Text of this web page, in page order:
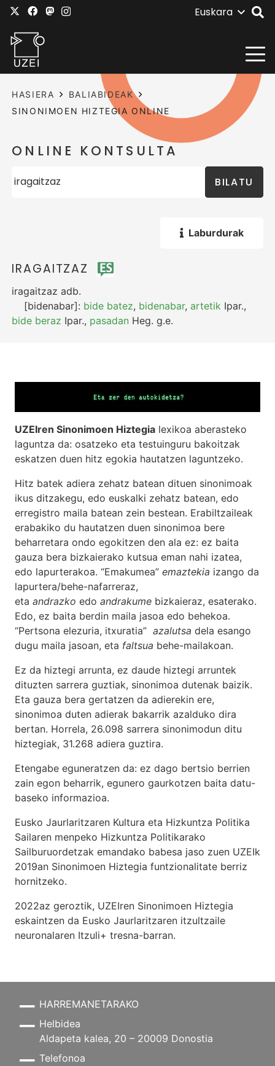
Euskara
HASIERA
BALIABIDEAK
SINONIMOEN HIZTEGIA ONLINE
ONLINE KONTSULTA
BILATU
Laburdurak
IRAGAITZAZ
iragaitzaz adb.
[bidenabar]: bide batez, bidenabar,artetik Ipar.,
bide beraz Ipar., pasadan Heg. g.e.
UZEIren Sinonimoen Hiztegia lexikoa aberasteko
laguntza da: osatzeko eta testuinguru bakoitzak
eskatzen duen hitz egokia hautatzen laguntzeko.
Hitz batek adiera zehatz batean dituen sinonimoak
ikus ditzakegu, edo euskalki zehatz batean, edo
erregistro maila batean zein bestean. Erabiltzaileak
erabakiko du hautatzen duen sinonimoa bere
beharretara ondo egokitzen den ala ez: ez baita
gauza bera bizkaierako kutsua eman nahi izatea,
edo lapurterakoa. “Emakumea” emaztekia izango da
lapurtera/behe-nafarreraz,
eta andrazko edo andrakume bizkaieraz, esaterako.
Edo, ez baita berdin maila jasoa edo behekoa.
“Pertsona elezuria, itxuratia” azalutsa dela esango
dugu maila jasoan, eta faltsua behe-mailakoan.
Ez da hiztegi arrunta, ez daude hiztegi arruntek
dituzten sarrera guztiak, sinonimoa dutenak baizik.
Eta gauza bera gertatzen da adierekin ere,
sinonimoa duten adierak bakarrik azalduko dira
bertan. Horrela, 26.098 sarrera sinonimodun ditu
hiztegiak, 31.268 adiera guztira.
Etengabe eguneratzen da: ez dago bertsio berrien
zain egon beharrik, egunero gaurkotzen baita datu-
baseko informazioa.
Eusko Jaurlaritzaren Kultura eta Hizkuntza Politika
Sailaren menpeko Hizkuntza Politikarako
Sailburuordetzak emandako babesa jaso zuen UZEIk
2019an Sinonimoen Hiztegia funtzionalitate berriz
hornitzeko.
2022az geroztik, UZEIren Sinonimoen Hiztegia
eskaintzen da Eusko Jaurlaritzaren itzultzaile
neuronalaren Itzuli+ tresna-barran.
HARREMANETARAKO
Helbidea
Aldapeta kalea, 20 – 20009 Donostia
Telefonoa